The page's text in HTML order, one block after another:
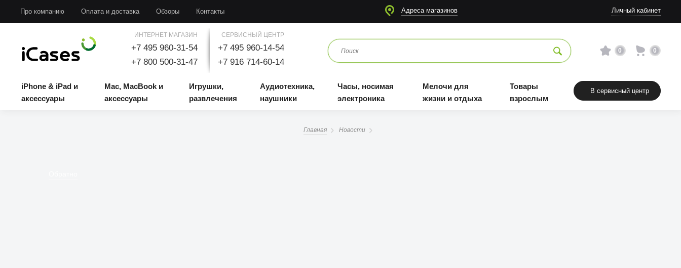
Про компанию Оплата и доставка Обзоры Контакты Адреса магазинов Личный кабинет
ИНТЕРНЕТ МАГАЗИН
+7 495 960-31-54
+7 800 500-31-47
СЕРВИСНЫЙ ЦЕНТР
+7 495 960-14-54
+7 916 714-60-14
0 0
iPhone & iPad и
аксессуары
Mac, MacBook и
аксессуары
Игрушки,
развлечения
Аудиотехника,
наушники
Часы, носимая
электроника
Мелочи для
жизни и отдыха
Товары
взрослым
В сервисный центр
Главная Новости